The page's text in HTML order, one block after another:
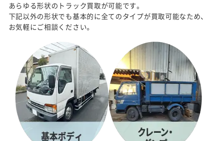
あらゆる形状のトラック買取が可能です。
下記以外の形状でも基本的に全てのタイプが買取可能なため、
お気軽にご相談ください。